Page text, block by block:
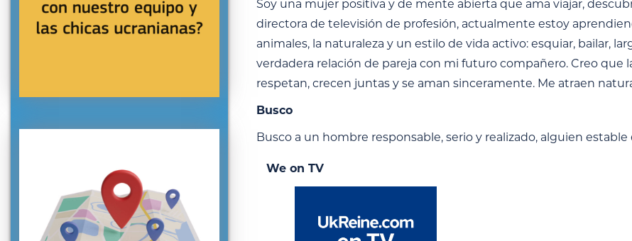
Soy una mujer positiva y de mente abierta que ama viajar,
directora de televisión de profesión, actualmente estoy
animales, la naturaleza y un estilo de vida activo: esquiar, bailar,
verdadera relación de pareja con mi futuro compañero. Creo que
respetan, crecen juntas y se aman sinceramente. Me atraen
Busco
Busco a un hombre responsable, serio y realizado, alguien
We on TV